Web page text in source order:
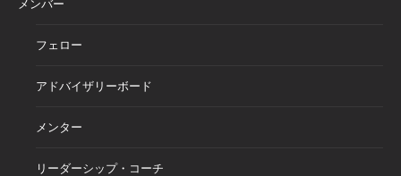
メンバー
フェロー
アドバイザリーボード
メンター
リーダーシップ・コーチ